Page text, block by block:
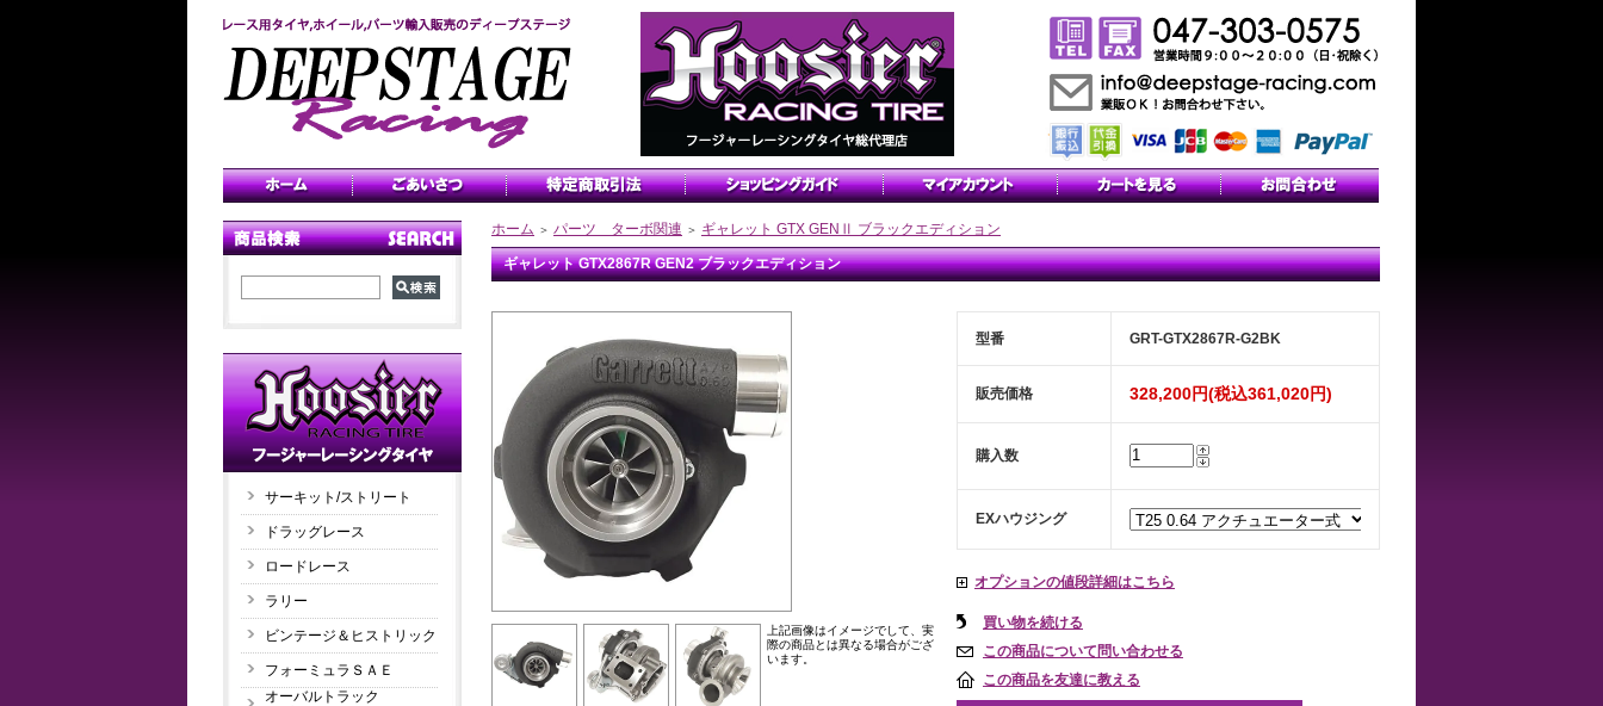
サーキット/ストリート
ドラッグレース
ロードレース
ラリー
ビンテージ＆ヒストリック
フォーミュラＳＡＥ
オーバルトラック
ホーム ＞ パーツ ターボ関連 ＞ ギャレット GTX GENⅡ ブラックエディション
ギャレット GTX2867R GEN2 ブラックエディション
上記画像はイメージでして、実
際の商品とは異なる場合がござ
います。
型番 GRT-GTX2867R-G2BK
販売価格 328,200円(税込361,020円)
購入数
EXハウジング
オプションの値段詳細はこちら
買い物を続ける
この商品について問い合わせる
この商品を友達に教える